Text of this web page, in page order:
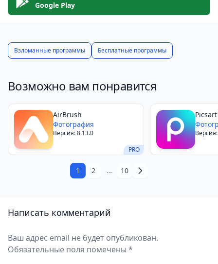
утраченную четкость и живость.
Google Play
Взломанные программы Бесплатные программы
Возможно вам понравится
PRO
AirBrush
Фотография
Версия: 8.13.0
Picsart
1 2 … 10
Написать комментарий
Ваш адрес email не будет опубликован.
Обязательные поля помечены *